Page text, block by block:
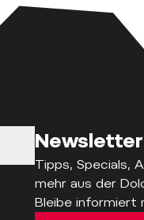
Newsletter
Tipps, Specials,
mehr aus der
Bleibe informiert